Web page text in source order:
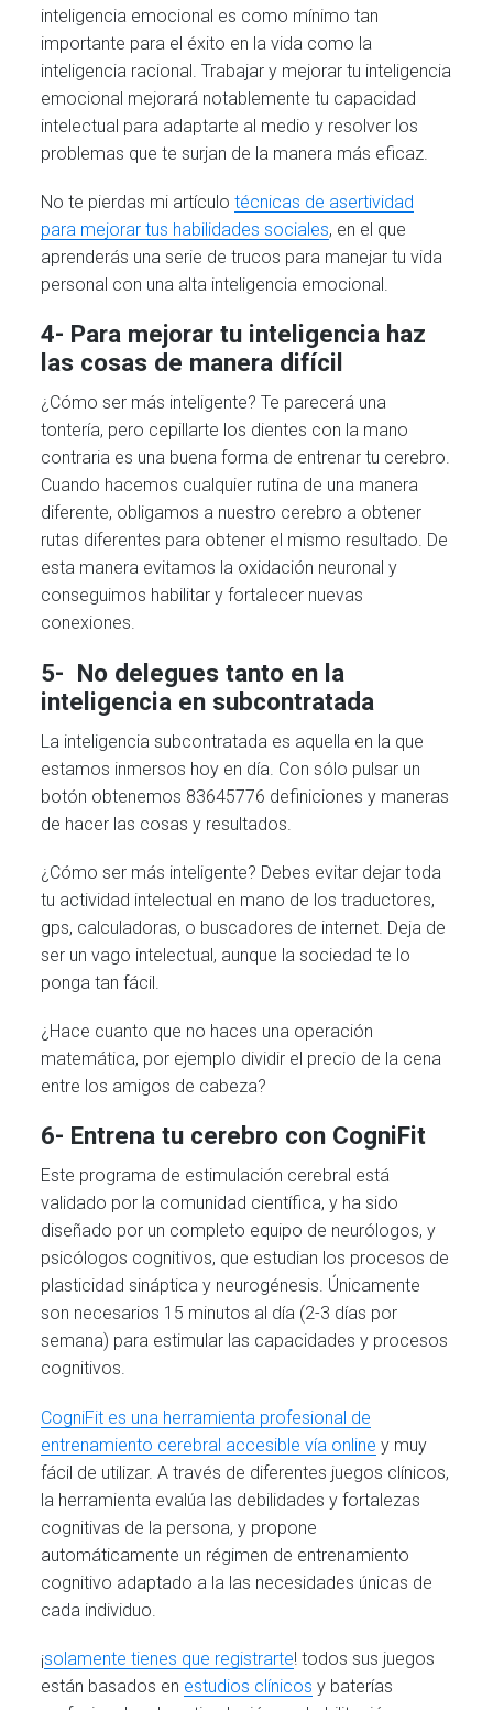
inteligencia emocional es como mínimo tan
importante para el éxito en la vida como la
inteligencia racional. Trabajar y mejorar tu inteligencia
emocional mejorará notablemente tu capacidad
intelectual para adaptarte al medio y resolver los
problemas que te surjan de la manera más eficaz.
No te pierdas mi artículotécnicas de asertividad
para mejorar tus habilidades sociales, en el que
aprenderás una serie de trucos para manejar tu vida
personal con una alta inteligencia emocional.
4- Para mejorar tu inteligencia haz
las cosas de manera difícil
¿Cómo ser más inteligente? Te parecerá una
tontería, pero cepillarte los dientes con la mano
contraria es una buena forma de entrenar tu cerebro.
Cuando hacemos cualquier rutina de una manera
diferente, obligamos a nuestro cerebro a obtener
rutas diferentes para obtener el mismo resultado. De
esta manera evitamos la oxidación neuronal y
conseguimos habilitar y fortalecer nuevas
conexiones.
5- No delegues tanto en la
inteligencia en subcontratada
La inteligencia subcontratada es aquella en la que
estamos inmersos hoy en día. Con sólo pulsar un
botón obtenemos 83645776 definiciones y maneras
de hacer las cosas y resultados.
¿Cómo ser más inteligente? Debes evitar dejar toda
tu actividad intelectual en mano de los traductores,
gps, calculadoras, o buscadores de internet. Deja de
ser un vago intelectual, aunque la sociedad te lo
ponga tan fácil.
¿Hace cuanto que no haces una operación
matemática, por ejemplo dividir el precio de la cena
entre los amigos de cabeza?
6- Entrena tu cerebro con CogniFit
Este programa de estimulación cerebral está
validado por la comunidad científica, y ha sido
diseñado por un completo equipo de neurólogos, y
psicólogos cognitivos, que estudian los procesos de
plasticidad sináptica y neurogénesis. Únicamente
son necesarios 15 minutos al día (2-3 días por
semana) para estimular las capacidades y procesos
cognitivos.
CogniFit es una herramienta profesional de
entrenamiento cerebral accesible vía online y muy
fácil de utilizar. A través de diferentes juegos clínicos,
la herramienta evalúa las debilidades y fortalezas
cognitivas de la persona, y propone
automáticamente un régimen de entrenamiento
cognitivo adaptado a la las necesidades únicas de
cada individuo.
¡solamente tienes que registrarte! todos sus juegos
están basados en estudios clínicos y baterías